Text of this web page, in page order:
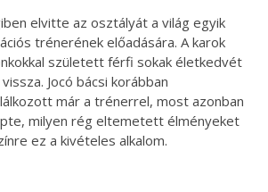
elvitte az osztályát a világ egyik
trénerének előadására. A karok
született férfi sokak életkedvét
Jocó bácsi korábban
már a trénerrel, most azonban
milyen rég eltemetett élményeket
ez a kivételes alkalom.